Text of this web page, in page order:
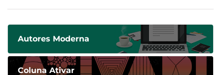
Autores Moderna
Coluna Ativar